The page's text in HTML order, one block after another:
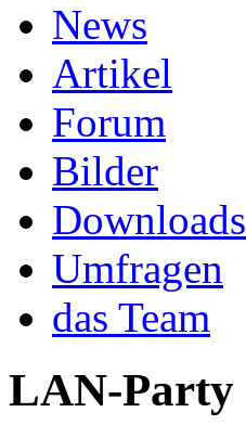
News
Artikel
Forum
Bilder
Downloads
Umfragen
das Team
LAN-Party